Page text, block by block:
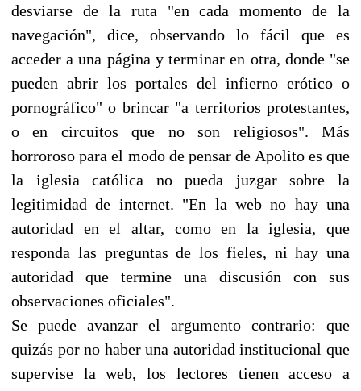
desviarse de la ruta "en cada momento de la
navegación", dice, observando lo fácil que es
acceder a una página y terminar en otra, donde "se
pueden abrir los portales del infierno erótico o
pornográfico" o brincar "a territorios protestantes,
o en circuitos que no son religiosos". Más
horroroso para el modo de pensar de Apolito es que
la iglesia católica no pueda juzgar sobre la
legitimidad de internet. "En la web no hay una
autoridad en el altar, como en la iglesia, que
responda las preguntas de los fieles, ni hay una
autoridad que termine una discusión con sus
observaciones oficiales".
Se puede avanzar el argumento contrario: que
quizás por no haber una autoridad institucional que
supervise la web, los lectores tienen acceso a